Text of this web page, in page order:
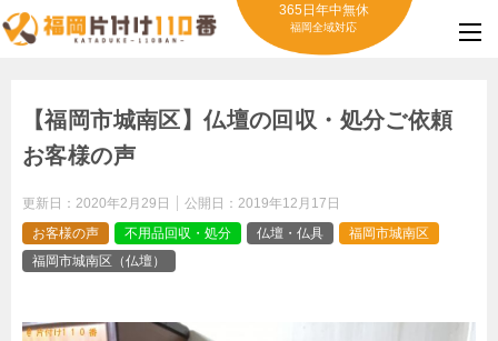
365日年中無休
福岡全域対応
【福岡市城南区】仏壇の回収・処分ご依頼
お客様の声
更新日： 2020年2月29日 公開日： 2019年12月17日
お客様の声
不用品回収・処分 仏壇・仏具
福岡市城南区
福岡市城南区（仏壇）